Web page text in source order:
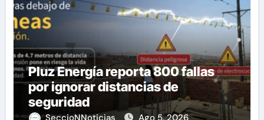
Pluz Energía reporta 800 fallas
por ignorar distancias de
seguridad
SeccioNNoticias Ago 5, 2026